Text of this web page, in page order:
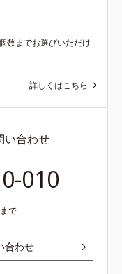
数までお選びいただけ
詳しくはこちら
い合わせ
010
で
合わせ